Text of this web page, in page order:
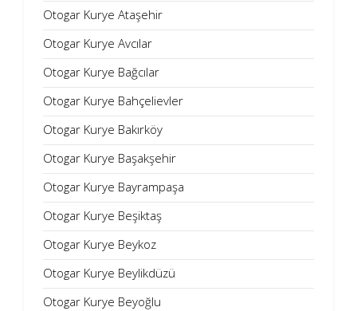
Otogar Kurye Ataşehir
Otogar Kurye Avcılar
Otogar Kurye Bağcılar
Otogar Kurye Bahçelievler
Otogar Kurye Bakırköy
Otogar Kurye Başakşehir
Otogar Kurye Bayrampaşa
Otogar Kurye Beşiktaş
Otogar Kurye Beykoz
Otogar Kurye Beylikdüzü
Otogar Kurye Beyoğlu